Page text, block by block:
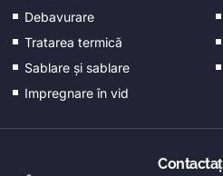
Debavurare
Tratarea termică
Sablare și sablare
Impregnare în vid
PT
HU
EN_GB
CS
EL